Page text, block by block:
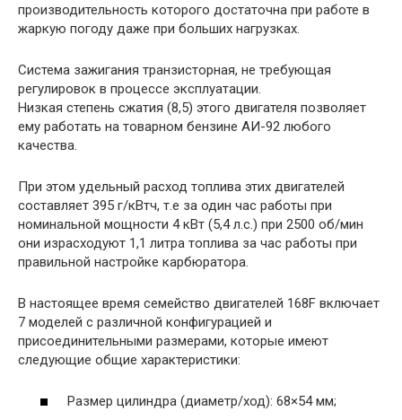
производительность которого достаточна при работе в
жаркую погоду даже при больших нагрузках.
Система зажигания транзисторная, не требующая
регулировок в процессе эксплуатации.
Низкая степень сжатия (8,5) этого двигателя позволяет
ему работать на товарном бензине АИ-92 любого
качества.
При этом удельный расход топлива этих двигателей
составляет 395 г/кВтч, т.е за один час работы при
номинальной мощности 4 кВт (5,4 л.с.) при 2500 об/мин
они израсходуют 1,1 литра топлива за час работы при
правильной настройке карбюратора.
В настоящее время семейство двигателей 168F включает
7 моделей с различной конфигурацией и
присоединительными размерами, которые имеют
следующие общие характеристики:
Размер цилиндра (диаметр/ход): 68×54 мм;